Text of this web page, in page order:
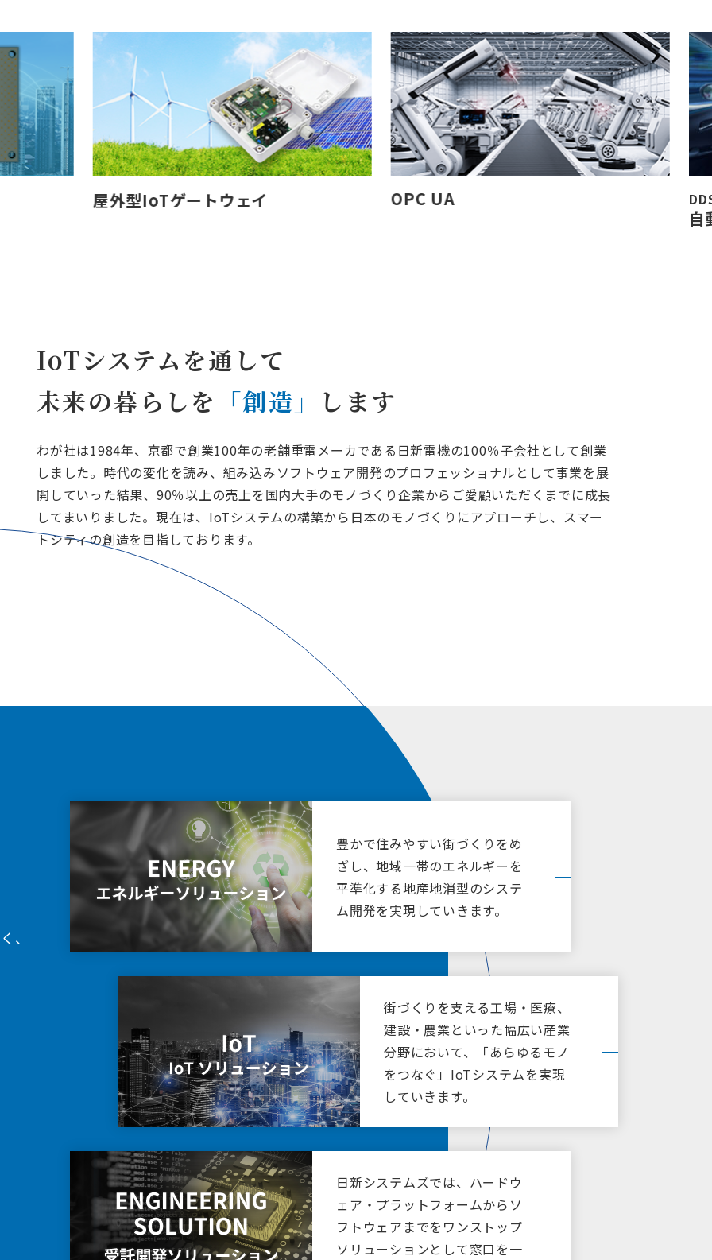
屋外型IoTゲートウェイ OPC UA DDS規格準
自動運転
IoTシステムを通して
未来の暮らしを 「創造」 します
わが社は1984年、京都で創業100年の老舗重電メーカである日新電機の100％子会社として創業
しました。時代の変化を読み、組み込みソフトウェア開発のプロフェッショナルとして事業を展
開していった結果、90％以上の売上を国内大手のモノづくり企業からご愛顧いただくまでに成長
してまいりました。現在は、IoTシステムの構築から日本のモノづくりにアプローチし、スマー
トシティの創造を目指しております。
、
豊かで住みやすい街づくりをめ
ざし、地域一帯のエネルギーを
平準化する地産地消型のシステ
ム開発を実現していきます。
エネルギー事業者向け電力需給制御システム
ECHONET Lite
IEC 61850（SISCO社製品）
街づくりを支える工場・医療、
建設・農業といった幅広い産業
分野において、「あらゆるモノ
をつなぐ」IoTシステムを実現
していきます。
屋外型IoTゲートウェイ
Wi-SUN FAN
920MHz IoTセンサーゲー
ト
ウェイ
OPC UA
DDS規格準拠ネットワーク
ミドルウェア
ソフトウェアPLC
Linux カーネルライブパッチ
ツール
OSSリスク回避ソリュー
ション
組込みデータベース
組み込み向けTLS/SSLラ
イブラリ
食品製造業向けソリュー
日新システムズでは、ハードウ
ェア・プラットフォームからソ
フトウェアまでをワンストップ
ソリューションとして窓口を一
リバースエンジニアリングソリューション
産業用ネットワークソリューション
テスト効率化ソリューション
リモートアップデートソリューション
受託開発事例